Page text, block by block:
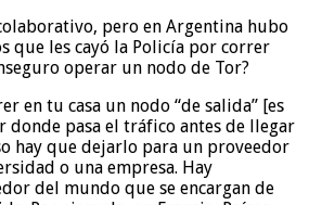
pero en Argentina hubo
que les cayó la Policía por correr
operar un nodo de Tor?
en tu casa un nodo “de salida” [es
pasa el tráfico antes de llegar
hay que dejarlo para un proveedor
o una empresa. Hay
del mundo que se encargan de